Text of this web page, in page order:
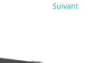
Suivant